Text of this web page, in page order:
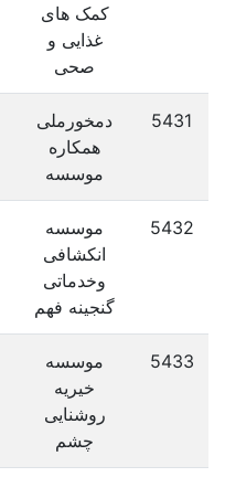
کمک های
غذایی و
صحی
5431
دمخورملی
همکاره
موسسه
5432
موسسه
انکشافی
وخدماتی
گنجینه فهم
5433
موسسه
خیریه
روشنایی
چشم